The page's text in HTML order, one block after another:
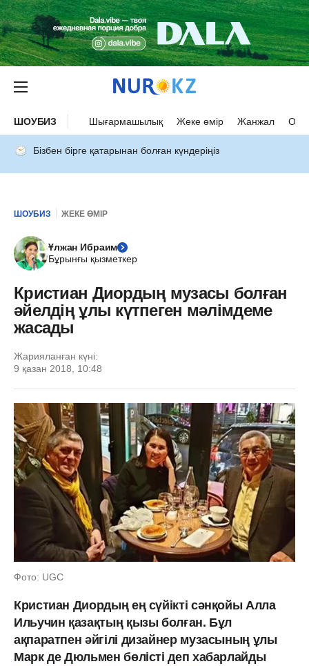
ШОУБИЗ Шығармашылық Жеке өмір Жанжал
Бізбен бірге қатарынан болған күндеріңіз
ШОУБИЗ ЖЕКЕ ӨМІР
Ұлжан Ибраим
Бұрынғы қызметкер
Кристиан Диордың музасы болған
әйелдің ұлы күтпеген мәлімдеме
жасады
Жарияланған күні:
9 қазан 2018, 10:48
Фото: UGC
Кристиан Диордың ең сүйікті сәнқойы Алла
Ильучин қазақтың қызы болған. Бұл
ақпаратпен әйгілі дизайнер музасының ұлы
Марк де Дюльмен бөлісті деп хабарлайды